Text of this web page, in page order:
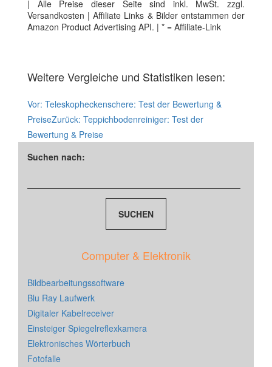
| Alle Preise dieser Seite sind inkl. MwSt. zzgl.
Versandkosten | Affiliate Links & Bilder entstammen der
Amazon Product Advertising API. | * = Affiliate-Link
Weitere Vergleiche und Statistiken lesen:
Vor: Teleskopheckenschere: Test der Bewertung &
PreiseZurück: Teppichbodenreiniger: Test der
Bewertung & Preise
Suchen nach:
Computer & Elektronik
Bildbearbeitungssoftware
Blu Ray Laufwerk
Digitaler Kabelreceiver
Einsteiger Spiegelreflexkamera
Elektronisches Wörterbuch
Fotofalle